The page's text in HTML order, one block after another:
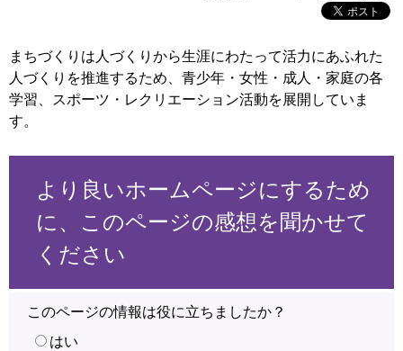
まちづくりは人づくりから生涯にわたって活力にあふれた
人づくりを推進するため、青少年・女性・成人・家庭の各
学習、スポーツ・レクリエーション活動を展開していま
す。
より良いホームページにするため
に、このページの感想を聞かせて
ください
このページの情報は役に立ちましたか？
はい